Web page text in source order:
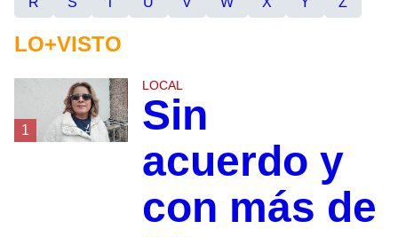
LO+VISTO
1
LOCAL
Sin
acuerdo y
con más de